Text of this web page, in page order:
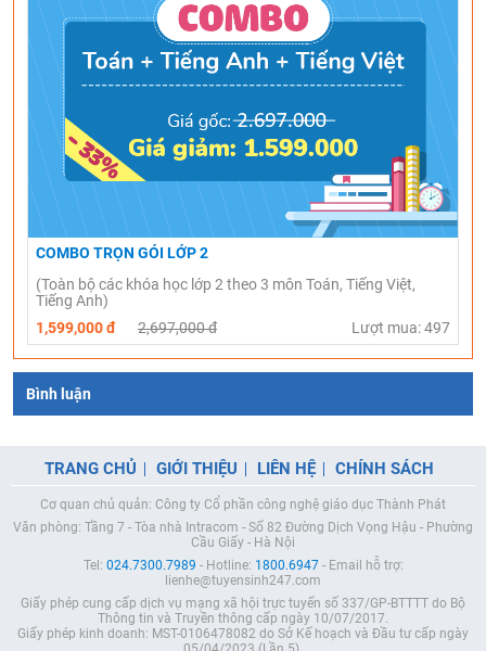
COMBO TRỌN GÓI LỚP 2
(Toàn bộ các khóa học lớp 2 theo 3 môn Toán, Tiếng Việt,
Tiếng Anh)
1,599,000 đ
2,697,000 đ Lượt mua: 497
Bình luận
TRANG CHỦ GIỚI THIỆU LIÊN HỆ CHÍNH SÁCH
Cơ quan chủ quản: Công ty Cổ phần công nghệ giáo dục Thành Phát
Văn phòng: Tầng 7 - Tòa nhà Intracom - Số 82 Đường Dịch Vọng Hậu - Phường
Cầu Giấy - Hà Nội
Tel: 024.7300.7989 - Hotline: 1800.6947- Email hỗ trợ:
lienhe@tuyensinh247.com
Giấy phép cung cấp dịch vụ mạng xã hội trực tuyến số 337/GP-BTTTT do Bộ
Thông tin và Truyền thông cấp ngày 10/07/2017.
Giấy phép kinh doanh: MST-0106478082 do Sở Kế hoạch và Đầu tư cấp ngày